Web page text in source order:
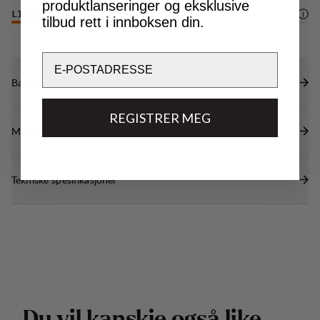
LIGHTWEIGHT
Bærekraftsegenskaper
Materialer
Tekniske spesifikasjoner
produktlanseringer og eksklusive
tilbud rett i innboksen din.
REGISTRER MEG